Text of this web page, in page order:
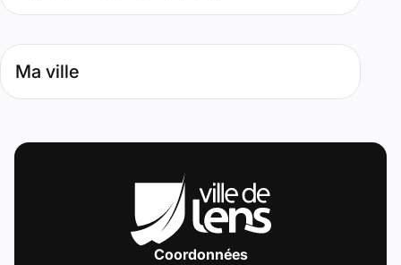
Ma ville
Type de contenu : Page. Date : novembre 8, 2018
Coordonnées